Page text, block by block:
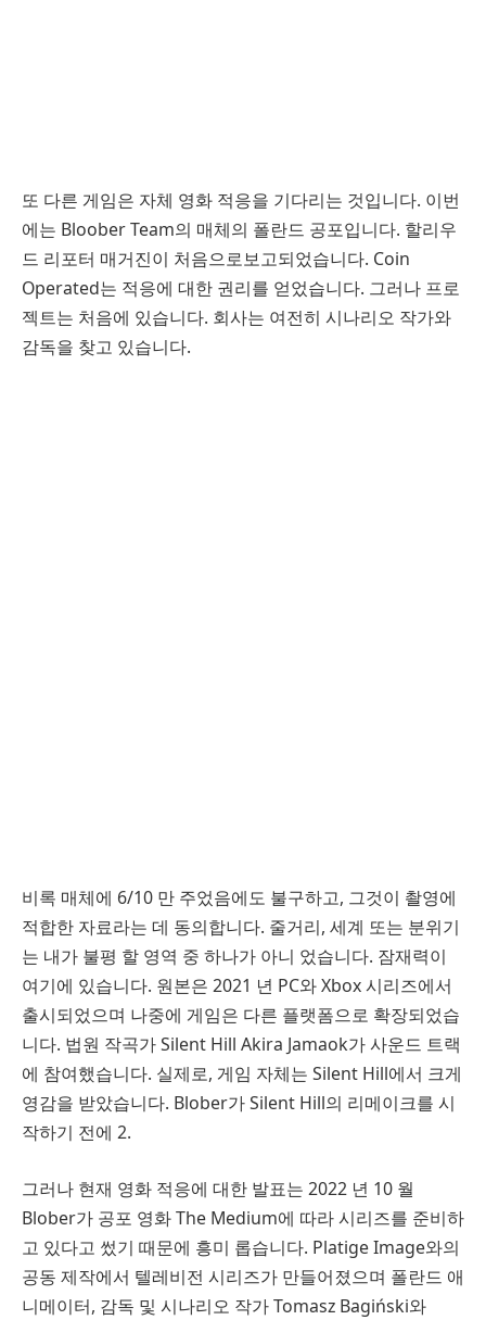
또 다른 게임은 자체 영화 적응을 기다리는 것입니다. 이번
에는 Bloober Team의 매체의 폴란드 공포입니다. 할리우
드 리포터 매거진이 처음으로보고되었습니다. Coin
Operated는 적응에 대한 권리를 얻었습니다. 그러나 프로
젝트는 처음에 있습니다. 회사는 여전히 시나리오 작가와
감독을 찾고 있습니다.
비록 매체에 6/10 만 주었음에도 불구하고, 그것이 촬영에
적합한 자료라는 데 동의합니다. 줄거리, 세계 또는 분위기
는 내가 불평 할 영역 중 하나가 아니 었습니다. 잠재력이
여기에 있습니다. 원본은 2021 년 PC와 Xbox 시리즈에서
출시되었으며 나중에 게임은 다른 플랫폼으로 확장되었습
니다. 법원 작곡가 Silent Hill Akira Jamaok가 사운드 트랙
에 참여했습니다. 실제로, 게임 자체는 Silent Hill에서 크게
영감을 받았습니다. Blober가 Silent Hill의 리메이크를 시
작하기 전에 2.
그러나 현재 영화 적응에 대한 발표는 2022 년 10 월
Blober가 공포 영화 The Medium에 따라 시리즈를 준비하
고 있다고 썼기 때문에 흥미 롭습니다. Platige Image와의
공동 제작에서 텔레비전 시리즈가 만들어졌으며 폴란드 애
니메이터, 감독 및 시나리오 작가 Tomasz Bagiński와